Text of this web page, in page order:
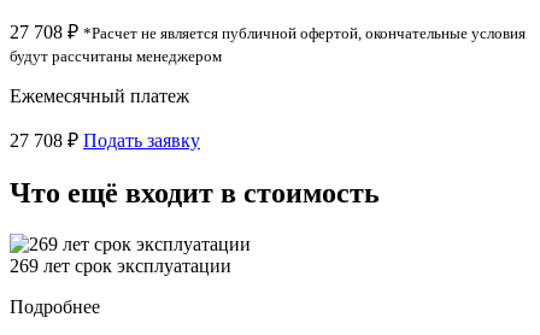
27 708 ₽ *Расчет не является публичной офертой, окончательные условия
будут рассчитаны менеджером
Ежемесячный платеж
27 708 ₽ Подать заявку
Что ещё входит в стоимость
269 лет срок эксплуатации
Подробнее